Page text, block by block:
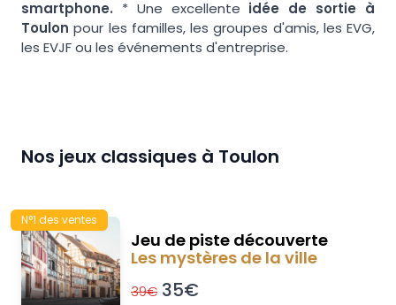
smartphone. * Une excellente idée de sortie à
Toulon pour les familles, les groupes d'amis, les EVG,
les EVJF ou les événements d'entreprise.
Nos jeux classiques à Toulon
N°1 des ventes
Jeu de piste découverte
Les mystères de la ville
39€ 35€